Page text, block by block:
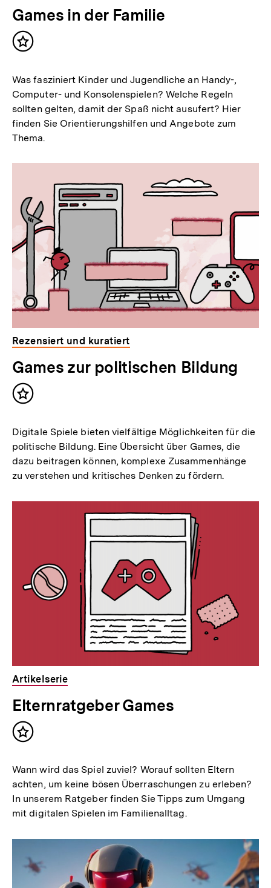
Games in der Familie
Inhalt
Was fasziniert Kinder und Jugendliche an Handy-,
Computer- und Konsolenspielen? Welche Regeln
sollten gelten, damit der Spaß nicht ausufert? Hier
finden Sie Orientierungshilfen und Angebote zum
Thema.
Rezensiert und kuratiert
Games zur politischen Bildung
Inhalt
Digitale Spiele bieten vielfältige Möglichkeiten für die
politische Bildung. Eine Übersicht über Games, die
dazu beitragen können, komplexe Zusammenhänge
zu verstehen und kritisches Denken zu fördern.
Artikelserie
Elternratgeber Games
Inhalt
Wann wird das Spiel zuviel? Worauf sollten Eltern
achten, um keine bösen Überraschungen zu erleben?
In unserem Ratgeber finden Sie Tipps zum Umgang
mit digitalen Spielen im Familienalltag.